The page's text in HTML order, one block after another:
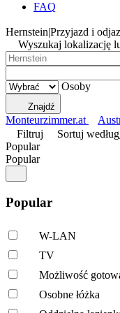
FAQ
Hernstein|Przyjazd i
Wyszukaj lokalizację
Osoby
Znajdź
Monteurzimmer.at
Filtruj
Sortuj według
Popular
Popular
Popular
W-LAN
TV
Możliwość
Osobne łóżka